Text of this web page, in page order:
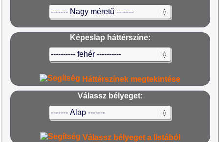
Képeslap háttérszíne:
Háttérszínek megtekintése
Válassz bélyeget:
Válassz bélyeget a listából